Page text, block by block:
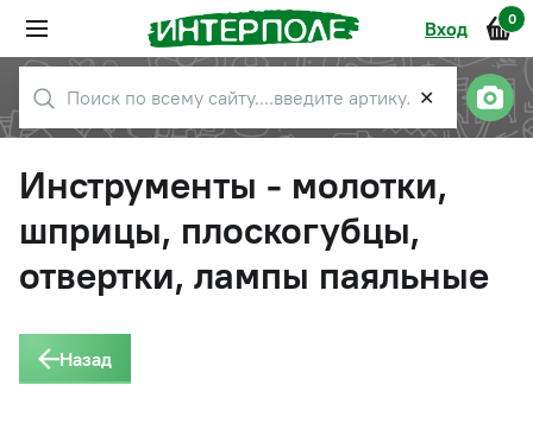
Вход 0
✕
Инструменты - молотки,
шприцы, плоскогубцы,
отвертки, лампы паяльные
Назад